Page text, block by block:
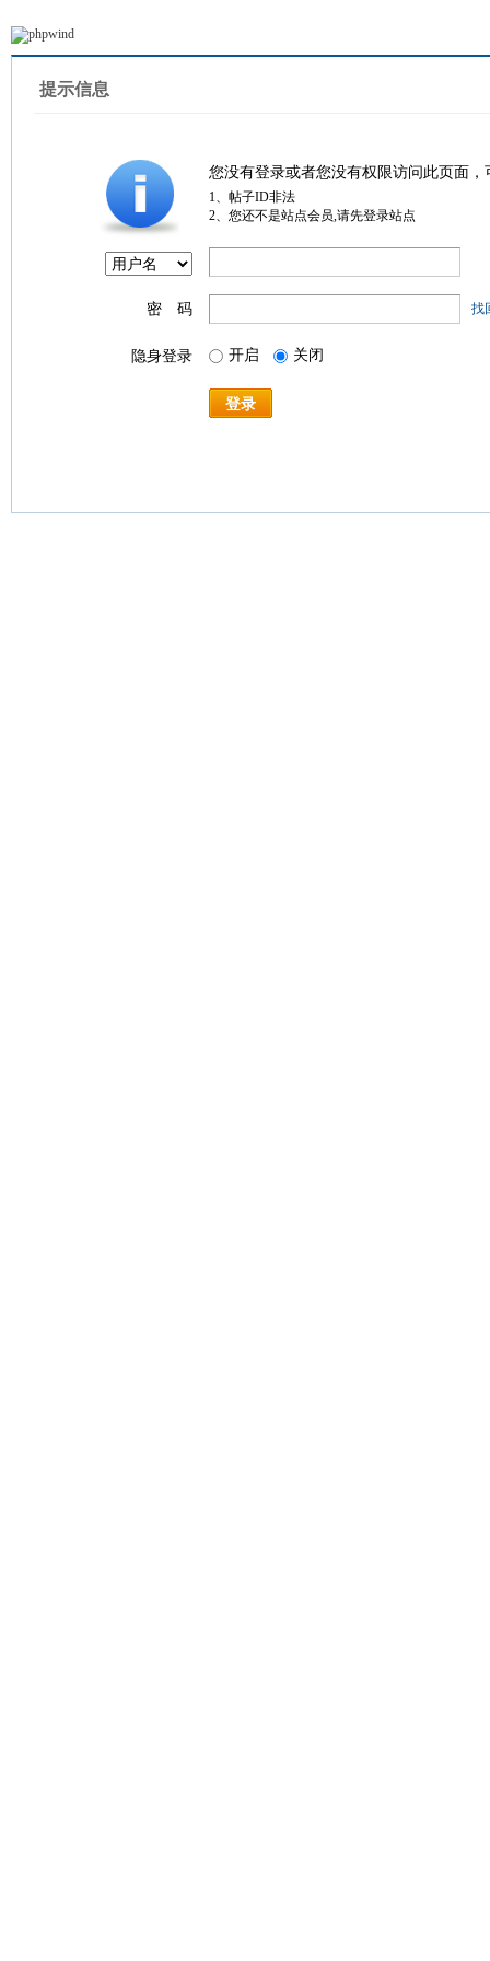
提示信息
您没有登录或者您没有权限访问此页面
1、帖子ID非法
2、您还不是站点会员,请先登录站点
密 码 找
隐身登录 开启 关闭
登录